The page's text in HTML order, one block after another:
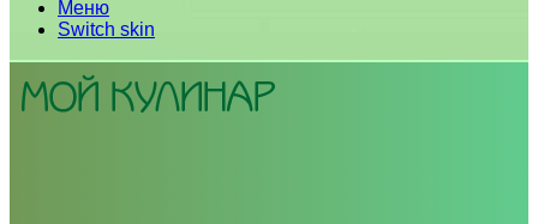
Меню
Switch skin